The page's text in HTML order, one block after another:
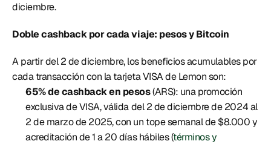
diciembre.
Doble cashback por cada viaje: pesos y Bitcoin
A partir del 2 de diciembre, los beneficios acumulables por
cada transacción con la tarjeta VISA de Lemon son:
65% de cashback en pesos (ARS): una promoción
exclusiva de VISA, válida del 2 de diciembre de 2024 al
2 de marzo de 2025, con un tope semanal de $8.000 y
acreditación de 1 a 20 días hábiles (términos y